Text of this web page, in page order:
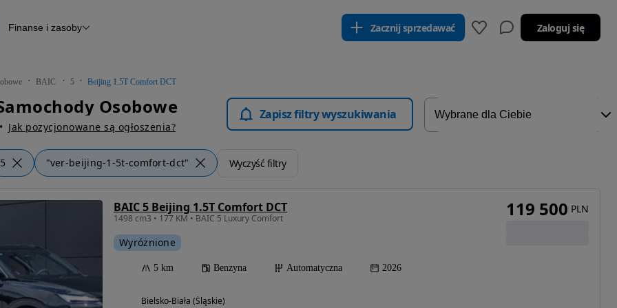
Raport z inspekcji
Otomoto News
Finanse i zasoby Zacznij sprzedawać Zaloguj się
BAIC 5 Beijing 1.5T Comfort DCT
Osobowe
Jak pozycjonowane są ogłoszenia?
Zapisz filtry wyszukiwania
5 "ver-beijing-1-5t-comfort-dct" Wyczyść filtry
BAIC 5 Beijing 1.5T Comfort DCT
1498 cm3 • 177 KM • BAIC 5 Luxury Comfort
Wyróżnione
5 km Benzyna Automatyczna 2026
Bielsko-Biała (Śląskie)
119 500 PLN